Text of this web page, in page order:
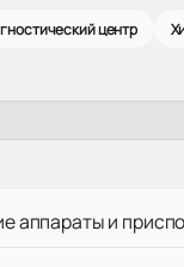
центр
аппараты и